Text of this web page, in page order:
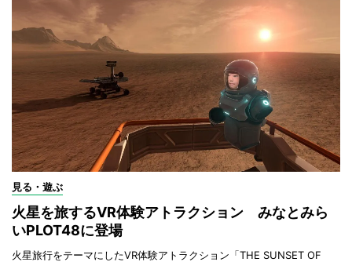
見る・遊ぶ
火星を旅するVR体験アトラクション みなとみら
いPLOT48に登場
火星旅行をテーマにしたVR体験アトラクション「THE SUNSET OF